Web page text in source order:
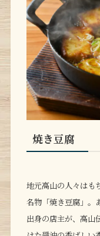
焼き豆腐
地元高山の人々はも
名物「焼き豆腐」。
出身の店主が、高山